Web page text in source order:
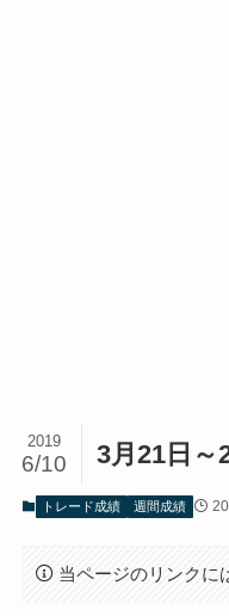
3月21日～
2019
6/10
トレード成績 週間成績
当ページのリンクに